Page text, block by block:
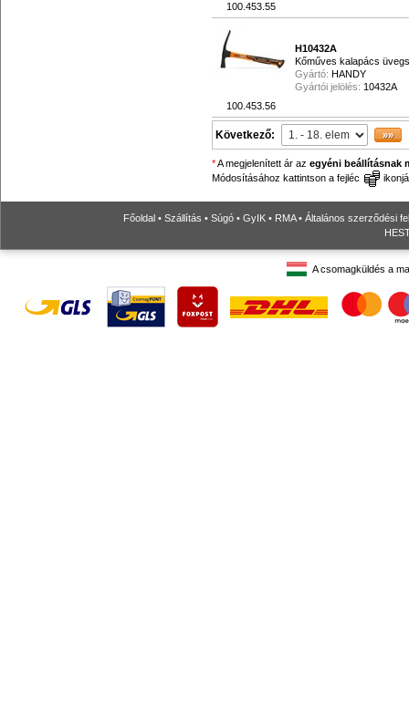
100.453.55
100.453.56
H10432A
Kőműves kalapács
Gyártó: HANDY
Gyártói jelölés: 10432A
Következő:
*A megjelenített ár az egyéni beállításnak
Módosításához kattintson a fejléc
Főoldal • Szállítás • Súgó • GyIK • RMA• Általános szerződési
A csomagküldés a